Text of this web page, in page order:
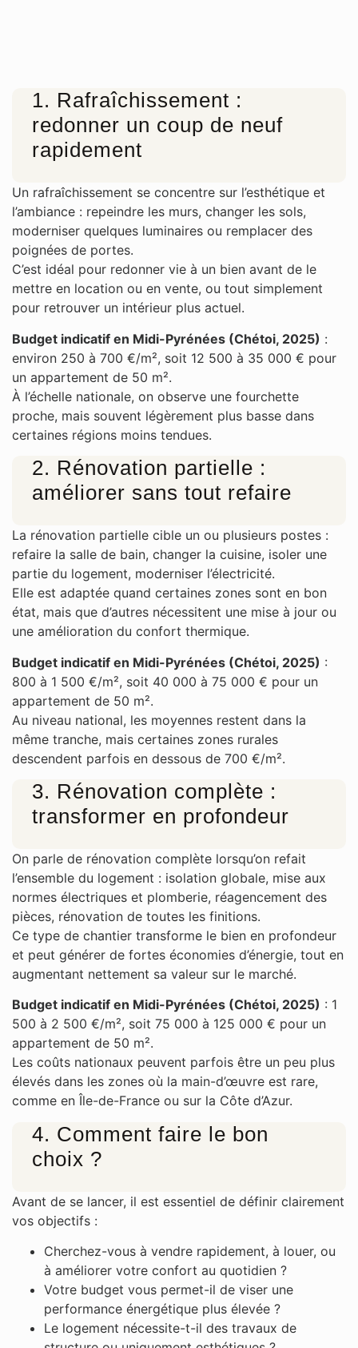
1. Rafraîchissement :
redonner un coup de neuf
rapidement
Un rafraîchissement se concentre sur l’esthétique et
l’ambiance : repeindre les murs, changer les sols,
moderniser quelques luminaires ou remplacer des
poignées de portes.
C’est idéal pour redonner vie à un bien avant de le
mettre en location ou en vente, ou tout simplement
pour retrouver un intérieur plus actuel.
Budget indicatif en Midi-Pyrénées (Chétoi, 2025) :
environ 250 à 700 €/m², soit 12 500 à 35 000 € pour
un appartement de 50 m².
À l’échelle nationale, on observe une fourchette
proche, mais souvent légèrement plus basse dans
certaines régions moins tendues.
2. Rénovation partielle :
améliorer sans tout refaire
La rénovation partielle cible un ou plusieurs postes :
refaire la salle de bain, changer la cuisine, isoler une
partie du logement, moderniser l’électricité.
Elle est adaptée quand certaines zones sont en bon
état, mais que d’autres nécessitent une mise à jour ou
une amélioration du confort thermique.
Budget indicatif en Midi-Pyrénées (Chétoi, 2025) :
800 à 1 500 €/m², soit 40 000 à 75 000 € pour un
appartement de 50 m².
Au niveau national, les moyennes restent dans la
même tranche, mais certaines zones rurales
descendent parfois en dessous de 700 €/m².
3. Rénovation complète :
transformer en profondeur
On parle de rénovation complète lorsqu’on refait
l’ensemble du logement : isolation globale, mise aux
normes électriques et plomberie, réagencement des
pièces, rénovation de toutes les finitions.
Ce type de chantier transforme le bien en profondeur
et peut générer de fortes économies d’énergie, tout en
augmentant nettement sa valeur sur le marché.
Budget indicatif en Midi-Pyrénées (Chétoi, 2025) : 1
500 à 2 500 €/m², soit 75 000 à 125 000 € pour un
appartement de 50 m².
Les coûts nationaux peuvent parfois être un peu plus
élevés dans les zones où la main-d’œuvre est rare,
comme en Île-de-France ou sur la Côte d’Azur.
4. Comment faire le bon
choix ?
Avant de se lancer, il est essentiel de définir clairement
vos objectifs :
Cherchez-vous à vendre rapidement, à louer, ou
à améliorer votre confort au quotidien ?
Votre budget vous permet-il de viser une
performance énergétique plus élevée ?
Le logement nécessite-t-il des travaux de